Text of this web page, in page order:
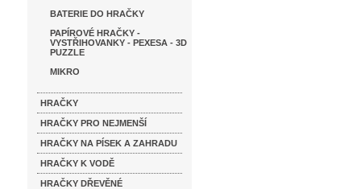
BATERIE DO HRAČKY
PAPÍROVÉ HRAČKY -
VYSTŘIHOVANKY - PEXESA - 3D
PUZZLE
MIKRO
HRAČKY
HRAČKY PRO NEJMENŠÍ
HRAČKY NA PÍSEK A ZAHRADU
HRAČKY K VODĚ
HRAČKY DŘEVĚNÉ